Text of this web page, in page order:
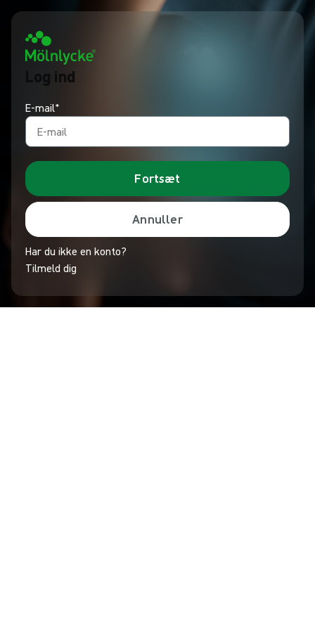
Log ind
E-mail*
Fortsæt
Annuller
Har du ikke en konto?
Tilmeld dig